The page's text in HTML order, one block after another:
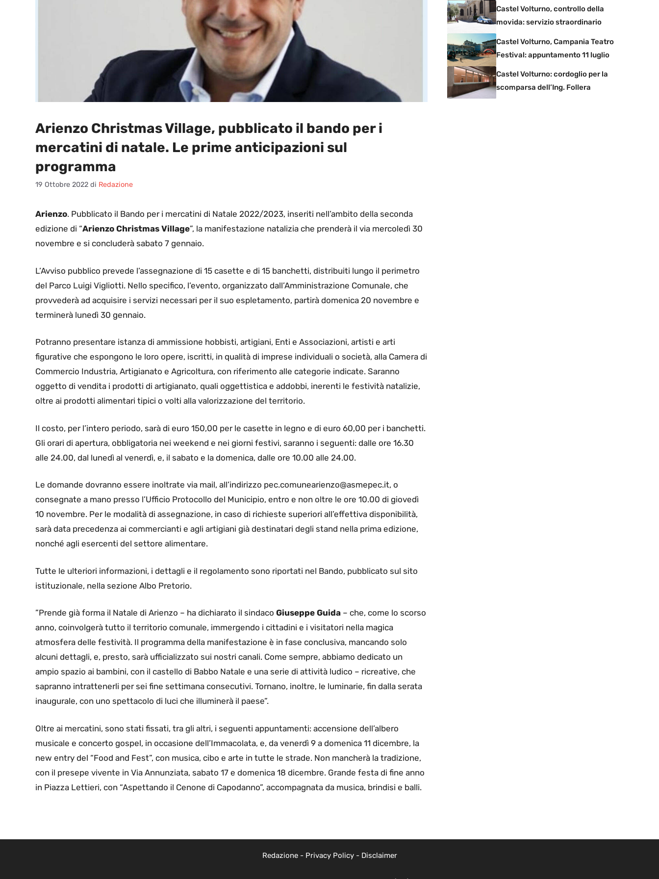
Arienzo Christmas Village, pubblicato il bando per i
mercatini di natale. Le prime anticipazioni sul
programma
19 Ottobre 2022 di Redazione
Arienzo. Pubblicato il Bando per i mercatini di Natale 2022/2023, inseriti nell’ambito della seconda
edizione di “Arienzo Christmas Village”, la manifestazione natalizia che prenderà il via mercoledì 30
novembre e si concluderà sabato 7 gennaio.
L’Avviso pubblico prevede l’assegnazione di 15 casette e di 15 banchetti, distribuiti lungo il perimetro
del Parco Luigi Vigliotti. Nello specifico, l’evento, organizzato dall’Amministrazione Comunale, che
provvederà ad acquisire i servizi necessari per il suo espletamento, partirà domenica 20 novembre e
terminerà lunedì 30 gennaio.
Potranno presentare istanza di ammissione hobbisti, artigiani, Enti e Associazioni, artisti e arti
figurative che espongono le loro opere, iscritti, in qualità di imprese individuali o società, alla Camera di
Commercio Industria, Artigianato e Agricoltura, con riferimento alle categorie indicate. Saranno
oggetto di vendita i prodotti di artigianato, quali oggettistica e addobbi, inerenti le festività natalizie,
oltre ai prodotti alimentari tipici o volti alla valorizzazione del territorio.
Il costo, per l’intero periodo, sarà di euro 150,00 per le casette in legno e di euro 60,00 per i banchetti.
Gli orari di apertura, obbligatoria nei weekend e nei giorni festivi, saranno i seguenti: dalle ore 16.30
alle 24.00, dal lunedì al venerdì, e, il sabato e la domenica, dalle ore 10.00 alle 24.00.
Le domande dovranno essere inoltrate via mail, all’indirizzo pec.comunearienzo@asmepec.it, o
consegnate a mano presso l’Ufficio Protocollo del Municipio, entro e non oltre le ore 10.00 di giovedì
10 novembre. Per le modalità di assegnazione, in caso di richieste superiori all’effettiva disponibilità,
sarà data precedenza ai commercianti e agli artigiani già destinatari degli stand nella prima edizione,
nonché agli esercenti del settore alimentare.
Tutte le ulteriori informazioni, i dettagli e il regolamento sono riportati nel Bando, pubblicato sul sito
istituzionale, nella sezione Albo Pretorio.
”Prende già forma il Natale di Arienzo – ha dichiarato il sindaco Giuseppe Guida – che, come lo scorso
anno, coinvolgerà tutto il territorio comunale, immergendo i cittadini e i visitatori nella magica
atmosfera delle festività. Il programma della manifestazione è in fase conclusiva, mancando solo
alcuni dettagli, e, presto, sarà ufficializzato sui nostri canali. Come sempre, abbiamo dedicato un
ampio spazio ai bambini, con il castello di Babbo Natale e una serie di attività ludico – ricreative, che
sapranno intrattenerli per sei fine settimana consecutivi. Tornano, inoltre, le luminarie, fin dalla serata
inaugurale, con uno spettacolo di luci che illuminerà il paese”.
Oltre ai mercatini, sono stati fissati, tra gli altri, i seguenti appuntamenti: accensione dell’albero
musicale e concerto gospel, in occasione dell’Immacolata, e, da venerdì 9 a domenica 11 dicembre, la
new entry del “Food and Fest”, con musica, cibo e arte in tutte le strade. Non mancherà la tradizione,
con il presepe vivente in Via Annunziata, sabato 17 e domenica 18 dicembre. Grande festa di fine anno
in Piazza Lettieri, con “Aspettando il Cenone di Capodanno”, accompagnata da musica, brindisi e balli.
Castel Volturno, controllo della
movida: servizio straordinario
Castel Volturno, Campania Teatro
Festival: appuntamento 11 luglio
Castel Volturno: cordoglio per la
scomparsa dell’Ing. Follera
Redazione- Privacy Policy- Disclaimer